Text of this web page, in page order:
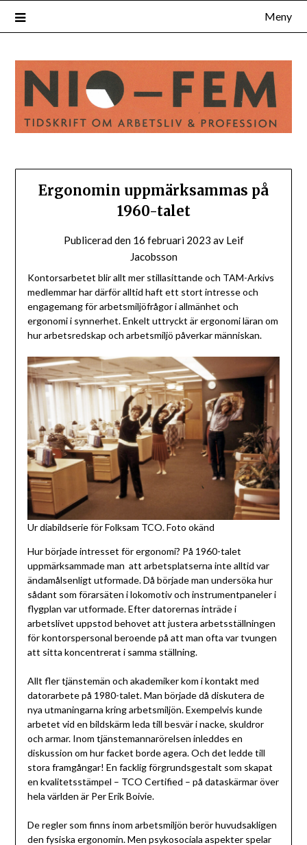
Meny
Ergonomin uppmärksammas på
1960-talet
Publicerad den 16 februari 2023 av Leif
Jacobsson
Kontorsarbetet blir allt mer stillasittande och TAM-Arkivs
medlemmar har därför alltid haft ett stort intresse och
engagemang för arbetsmiljöfrågor i allmänhet och
ergonomi i synnerhet. Enkelt uttryckt är ergonomi läran om
hur arbetsredskap och arbetsmiljö påverkar människan.
Ur diabildserie för Folksam TCO. Foto okänd
Hur började intresset för ergonomi? På 1960-talet
uppmärksammade man att arbetsplatserna inte alltid var
ändamålsenligt utformade. Då började man undersöka hur
sådant som förarsäten i lokomotiv och instrumentpaneler i
flygplan var utformade. Efter datorernas inträde i
arbetslivet uppstod behovet att justera arbetsställningen
för kontorspersonal beroende på att man ofta var tvungen
att sitta koncentrerat i samma ställning.
Allt fler tjänstemän och akademiker kom i kontakt med
datorarbete på 1980-talet. Man började då diskutera de
nya utmaningarna kring arbetsmiljön. Exempelvis kunde
arbetet vid en bildskärm leda till besvär i nacke, skuldror
och armar. Inom tjänstemannarörelsen inleddes en
diskussion om hur facket borde agera. Och det ledde till
stora framgångar! En facklig förgrundsgestalt som skapat
en kvalitetsstämpel – TCO Certified – på dataskärmar över
hela världen är Per Erik Boivie.
De regler som finns inom arbetsmiljön berör huvudsakligen
den fysiska ergonomin. Men psykosociala aspekter spelar